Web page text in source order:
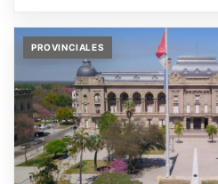
PROVINCIALES